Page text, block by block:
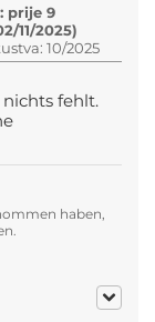
prije 9
11/2025)
10/2025
fehlt.
haben,